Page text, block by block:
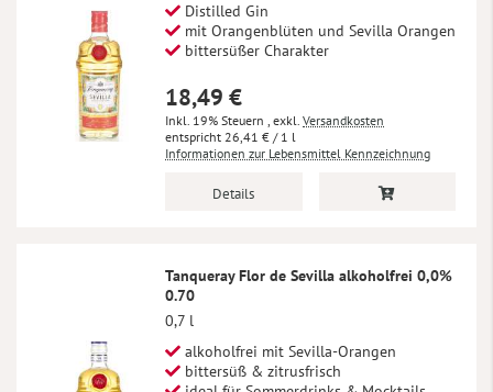
Distilled Gin
mit Orangenblüten und Sevilla Orangen
bittersüßer Charakter
18,49 €
Inkl. 19% Steuern , exkl. Versandkosten
26,41 € / 1 l
Informationen zur Lebensmittel Kennzeichnung
Details
Tanqueray Flor de Sevilla alkoholfrei 0,0%
0.70
0,7 l
alkoholfrei mit Sevilla-Orangen
bittersüß & zitrusfrisch